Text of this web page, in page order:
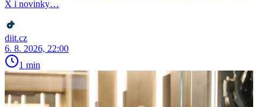
X i novinky…
diit.cz
6. 8. 2026, 22:00
1 min